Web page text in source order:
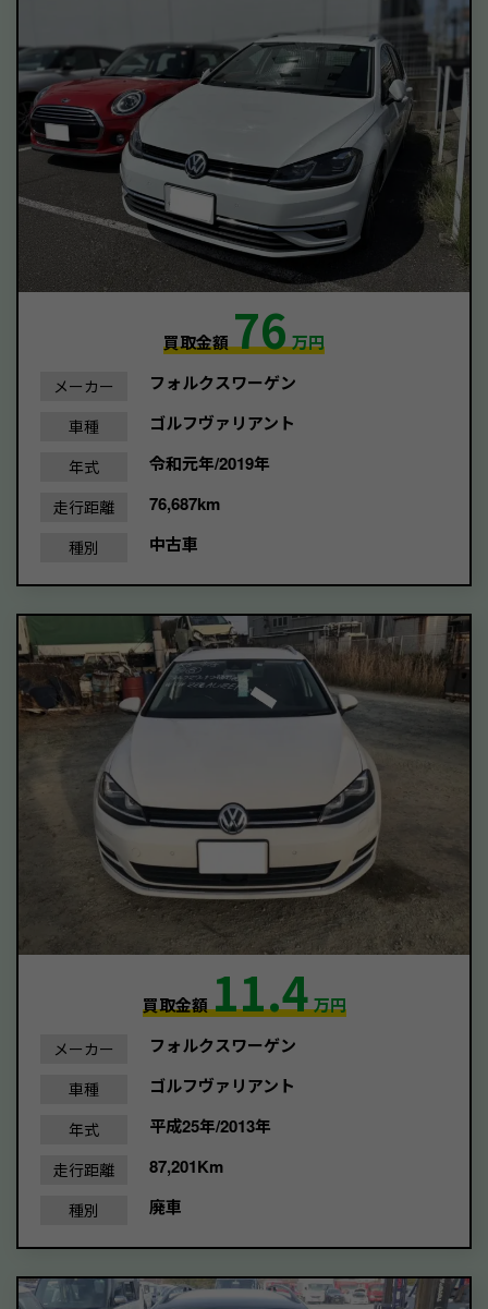
買取金額76万円
メーカー フォルクスワーゲン
車種 ゴルフヴァリアント
年式 令和元年/2019年
走行距離 76,687km
種別 中古車
買取金額11.4万円
メーカー フォルクスワーゲン
車種 ゴルフヴァリアント
年式 平成25年/2013年
走行距離 87,201Km
種別 廃車